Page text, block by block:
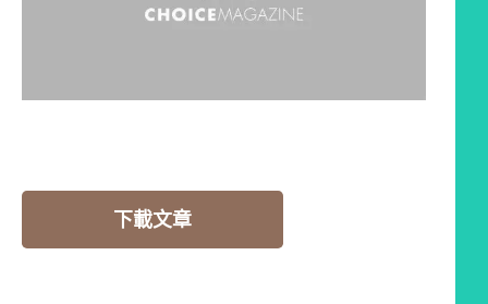
下載文章